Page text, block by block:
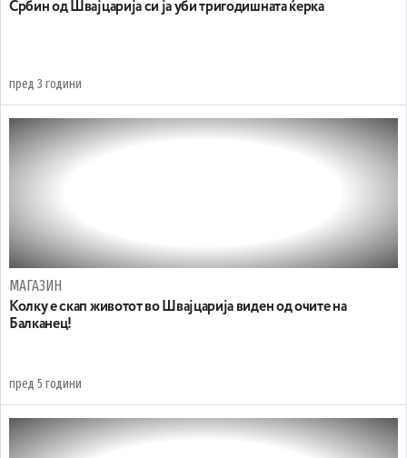
Србин од Швајцарија си ја уби тригодишната ќерка
пред 3 години
МАГАЗИН
Колку е скап животот во Швајцарија виден од очите на
Балканец!
пред 5 години